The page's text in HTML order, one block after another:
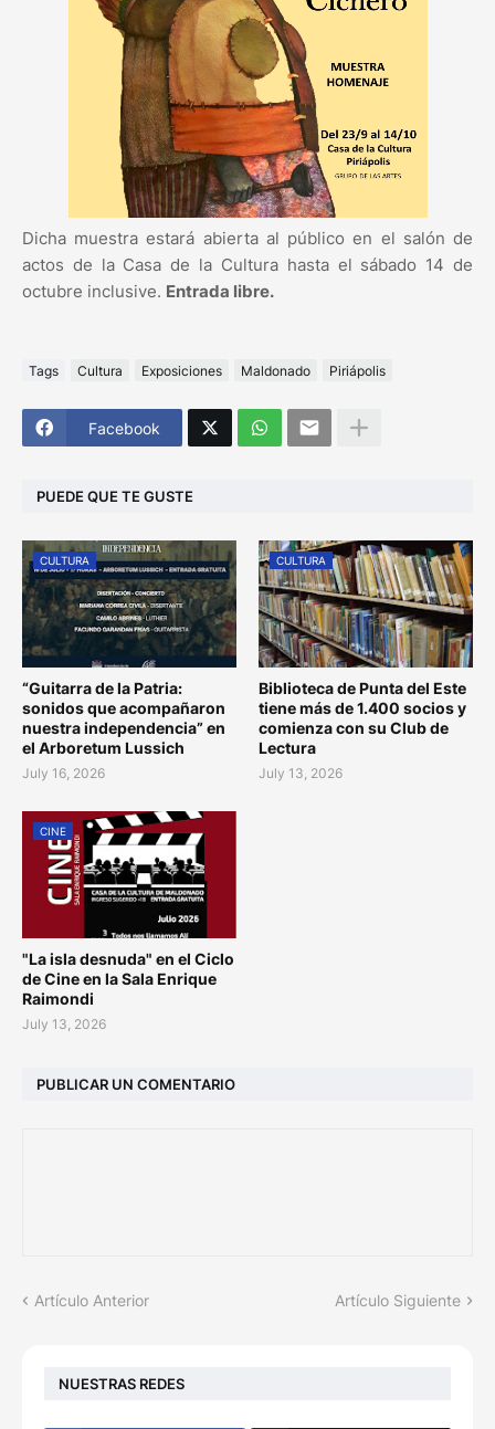
Dicha muestra estará abierta al público en el salón de
actos de la Casa de la Cultura hasta el sábado 14 de
octubre inclusive. Entrada libre.
Tags Cultura Exposiciones Maldonado Piriápolis
Facebook
PUEDE QUE TE GUSTE
CULTURA
“Guitarra de la Patria:
sonidos que acompañaron
nuestra independencia” en
el Arboretum Lussich
July 16, 2026
CULTURA
Biblioteca de Punta del Este
tiene más de 1.400 socios y
comienza con su Club de
Lectura
July 13, 2026
CINE
"La isla desnuda" en el Ciclo
de Cine en la Sala Enrique
Raimondi
July 13, 2026
PUBLICAR UN COMENTARIO
Artículo Anterior Artículo Siguiente
NUESTRAS REDES